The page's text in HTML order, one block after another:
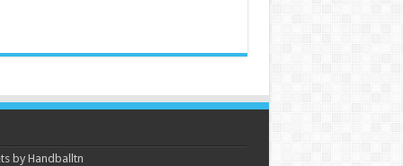
by Handballtn